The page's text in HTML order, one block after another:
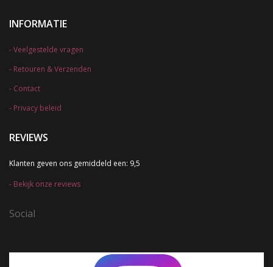
INFORMATIE
Veelgestelde vragen
Retouren & Verzenden
Contact
Privacy beleid
REVIEWS
Klanten geven ons gemiddeld een: 9,5
Bekijk onze reviews
Social